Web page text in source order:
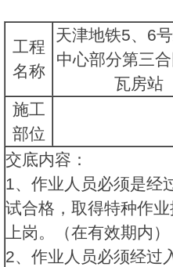
工程
名称
天津地铁5、6
中心部分第三
瓦房站
施工
部位
交底内容：
1、作业人员必须是经
试合格，取得特种作
上岗。（在有效期内）
2、作业人员必须经过